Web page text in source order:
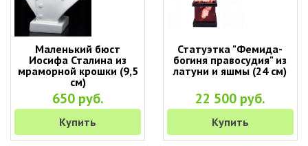
Маленький бюст
Иосифа Сталина из
мраморной крошки (9,5
см)
650 руб.
Купить
Статуэтка "Фемида-
богиня правосудия" из
латуни и яшмы (24 см)
22 500 руб.
Купить